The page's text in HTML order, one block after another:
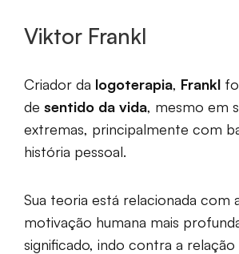
Viktor Frankl
Criador da logoterapia, Frankl
de sentido da vida, mesmo em
extremas, principalmente com
história pessoal.
Sua teoria está relacionada com
motivação humana mais
significado, indo contra a